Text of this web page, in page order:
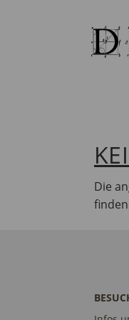
Die